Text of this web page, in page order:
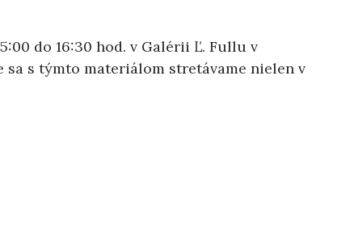
do 16:30 hod. v Galérii Ľ. Fullu v
sa s týmto materiálom stretávame nielen v